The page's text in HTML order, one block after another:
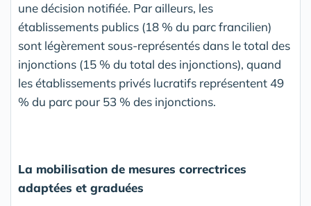
une décision notifiée. Par ailleurs, les
établissements publics (18 % du parc francilien)
sont légèrement sous-représentés dans le total des
injonctions (15 % du total des injonctions), quand
les établissements privés lucratifs représentent 49
% du parc pour 53 % des injonctions.
La mobilisation de mesures correctrices
adaptées et graduées